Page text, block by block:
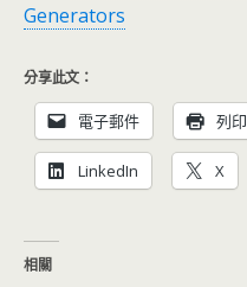
Generators
分享此文：
電子郵件 列印
LinkedIn X
相關